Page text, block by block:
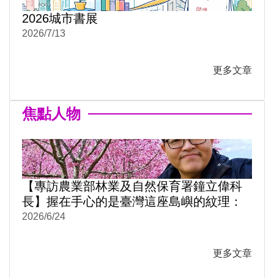
2026城市書展
2026/7/13
更多文章
焦點人物
【專訪農業部林業及自然保育署鐘立偉科
長】握在手心的是臺灣這座島嶼的紋理：
《阡陌之森》從月曆到米蠟筆
2026/6/24
更多文章